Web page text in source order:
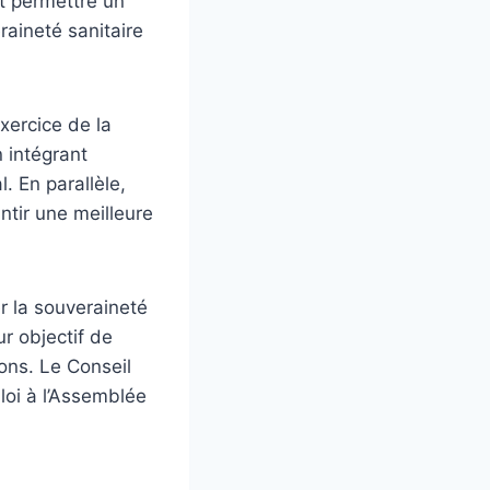
sanitaire
de la
intégrant
En parallèle,
une meilleure
la souveraineté
objectif de
Le Conseil
à l’Assemblée